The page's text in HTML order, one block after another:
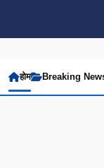
होम Breaking